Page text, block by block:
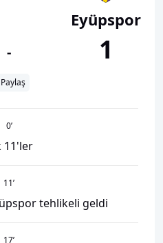
-
Paylaş
Eyüpspor
1
0’
11'ler
11’
tehlikeli geldi
17’